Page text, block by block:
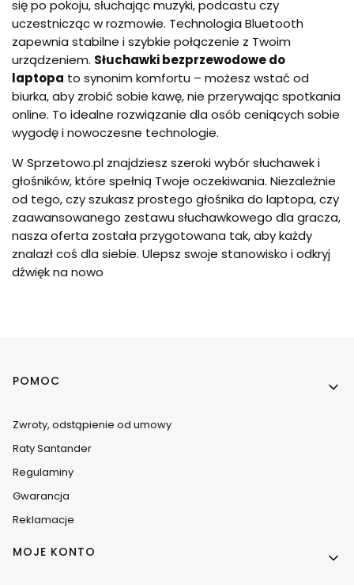
się po pokoju, słuchając muzyki, podcastu czy
uczestnicząc w rozmowie. Technologia Bluetooth
zapewnia stabilne i szybkie połączenie z Twoim
urządzeniem. Słuchawki bezprzewodowe do
laptopa to synonim komfortu – możesz wstać od
biurka, aby zrobić sobie kawę, nie przerywając spotkania
online. To idealne rozwiązanie dla osób ceniących sobie
wygodę i nowoczesne technologie.
W Sprzetowo.pl znajdziesz szeroki wybór słuchawek i
głośników, które spełnią Twoje oczekiwania. Niezależnie
od tego, czy szukasz prostego głośnika do laptopa, czy
zaawansowanego zestawu słuchawkowego dla gracza,
nasza oferta została przygotowana tak, aby każdy
znalazł coś dla siebie. Ulepsz swoje stanowisko i odkryj
dźwięk na nowo
Linki w stopce
POMOC
Zwroty, odstąpienie od umowy
Raty Santander
Regulaminy
Gwarancja
Reklamacje
MOJE KONTO